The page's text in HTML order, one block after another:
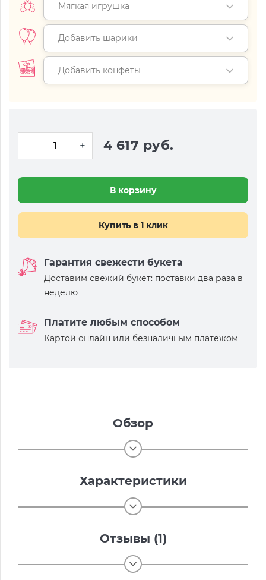
Мягкая игрушка
Добавить шарики
Добавить конфеты
4 617 руб.
В корзину
Купить в 1 клик
Гарантия свежести букета
Доставим свежий букет: поставки два раза в
неделю
Платите любым способом
Картой онлайн или безналичным платежом
Обзор
Характеристики
Отзывы (1)